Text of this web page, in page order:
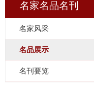
名家名品名刊
名家风采
名品展示
名刊要览